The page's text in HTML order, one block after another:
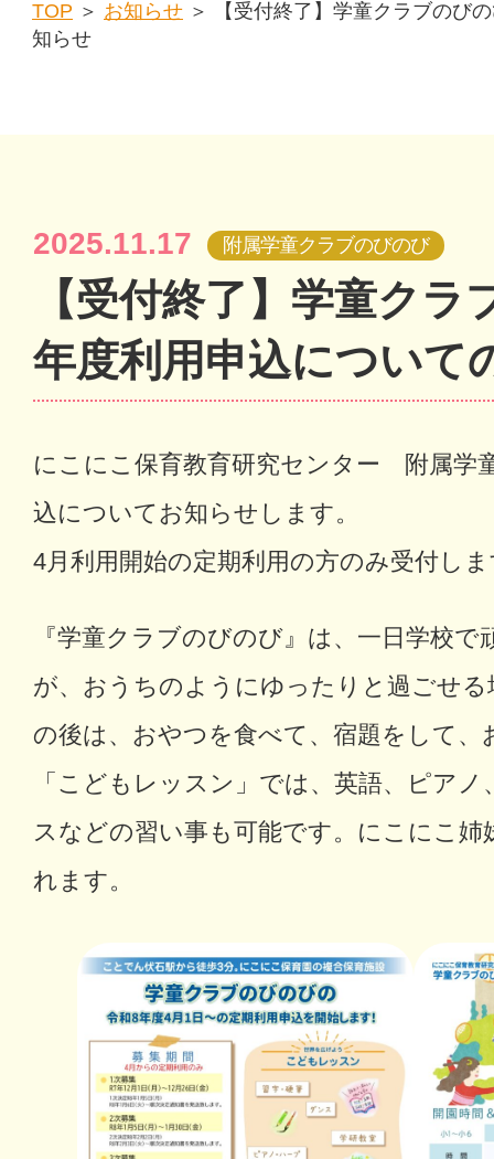
TOP ＞ お知らせ ＞ 【受付終了】学童クラブのび
知らせ
2025.11.17 附属学童クラブのびのび
【受付終了】学童ク
年度利用申込について
にこにこ保育教育研究センター 附属学
込についてお知らせします。
4月利用開始の定期利用の方のみ受付し
『学童クラブのびのび』は、一日学校
が、おうちのようにゆったりと過ごせ
の後は、おやつを食べて、宿題をして、
「こどもレッスン」では、英語、ピア
スなどの習い事も可能です。にこにこ姉
れます。